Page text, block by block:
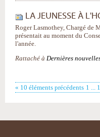
LA JEUNESSE À
Roger Lasmothey, Chargé de
présentait au moment du
l'année.
Rattaché à Dernières
« 10 éléments précédents 1 ...